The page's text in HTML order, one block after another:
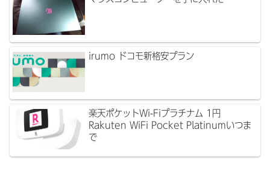
irumo ドコモ新格安プラン
楽天ポケットWi-Fiプラチナム 1円
Rakuten WiFi Pocket Platinumいつま
で